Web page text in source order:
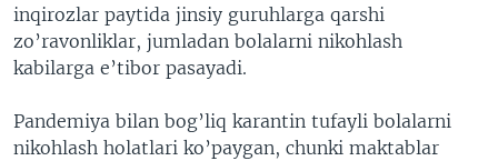
inqirozlar paytida jinsiy guruhlarga qarshi
zo’ravonliklar, jumladan bolalarni nikohlash
kabilarga e’tibor pasayadi.
Pandemiya bilan bog’liq karantin tufayli bolalarni
nikohlash holatlari ko’paygan, chunki maktablar